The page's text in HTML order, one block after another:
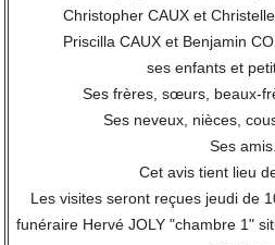
Christopher CAUX et
Priscilla CAUX et Benjamin
ses enfants et
Ses frères, sœurs, beaux-
Ses neveux, nièces,
Ses amis.
Cet avis tient lieu
Les visites seront reçues jeudi de
funéraire Hervé JOLY "chambre 1"